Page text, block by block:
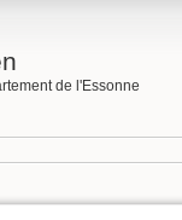
de l'Essonne